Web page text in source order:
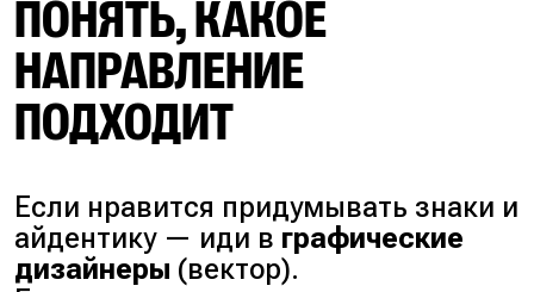
ПОНЯТЬ, КАКОЕ
НАПРАВЛЕНИЕ
ПОДХОДИТ
Если нравится придумывать знаки и
айдентику — иди в графические
дизайнеры (вектор).